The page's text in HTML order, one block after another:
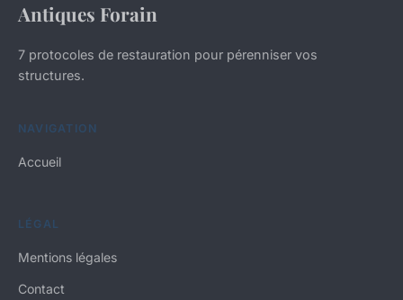
Antiques Forain
7 protocoles de restauration pour pérenniser vos
structures.
NAVIGATION
Accueil
LÉGAL
Mentions légales
Contact